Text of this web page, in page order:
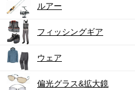
ルアー
フィッシングギア
ウェア
偏光グラス&拡大鏡